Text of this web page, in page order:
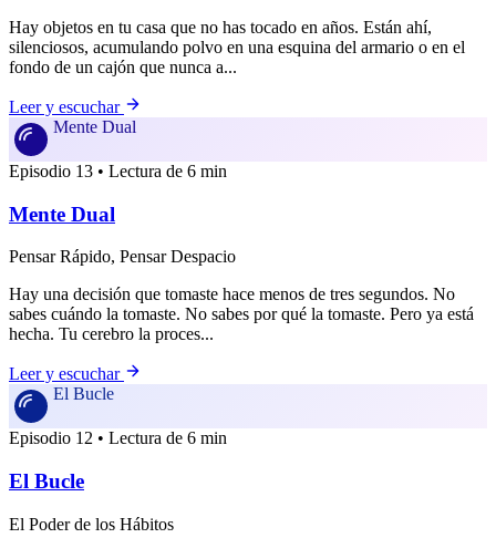
Hay objetos en tu casa que no has tocado en años. Están ahí,
silenciosos, acumulando polvo en una esquina del armario o en el
fondo de un cajón que nunca a...
Leer y escuchar
Mente Dual
Episodio 13 • Lectura de 6 min
Mente Dual
Pensar Rápido, Pensar Despacio
Hay una decisión que tomaste hace menos de tres segundos. No
sabes cuándo la tomaste. No sabes por qué la tomaste. Pero ya está
hecha. Tu cerebro la proces...
Leer y escuchar
El Bucle
Episodio 12 • Lectura de 6 min
El Bucle
El Poder de los Hábitos